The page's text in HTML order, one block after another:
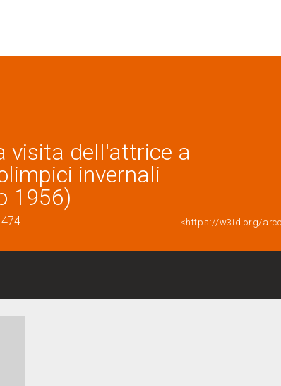
visita dell'attrice a
invernali
1956)
<https://w3id.org/